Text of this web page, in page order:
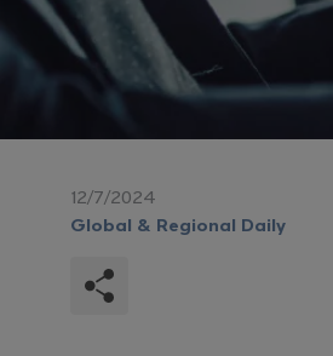
12/7/2024
Global & Regional Daily